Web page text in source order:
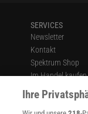
SERVICES
Newsletter
Kontakt
Spektrum Shop
Im Handel kaufen
Presse
Verträge
Ihre